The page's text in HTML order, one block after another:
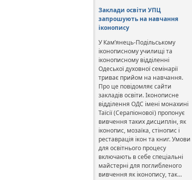
Заклади освіти УПЦ
запрошують на навчання
іконопису
У Кам’янець-Подільському
іконописному училищі та
іконописному відділенні
Одеської духовної семінарії
триває прийом на навчання.
Про це повідомляє сайти
закладів освіти. Іконописне
відділення ОДС імені монахині
Таїсії (Серапіонової) пропонує
вивчення таких дисциплін, як
іконопис, мозаїка, стінопис і
реставрація ікон та книг. Умови
для освітнього процесу
включають в себе спеціальні
майстерні для поглибленого
вивчення як іконопису, так…